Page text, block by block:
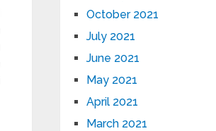
October 2021
July 2021
June 2021
May 2021
April 2021
March 2021